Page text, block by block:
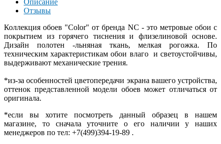
Отзывы
Коллекция обоев "Color" от бренда NC - это метровые обои с
покрытием из горячего тиснения и флизелиновой основе.
Дизайн полотен -льняная ткань, мелкая рогожка. По
техническим характеристикам обои влаго и светоустойчивы,
выдерживают механические трения.
*из-за особенностей цветопередачи экрана вашего устройства,
оттенок представленной модели обоев может отличаться от
оригинала.
*если вы хотите посмотреть данный образец в нашем
магазине, то сначала уточните о его наличии у наших
менеджеров по тел: +7(499)394-19-89 .